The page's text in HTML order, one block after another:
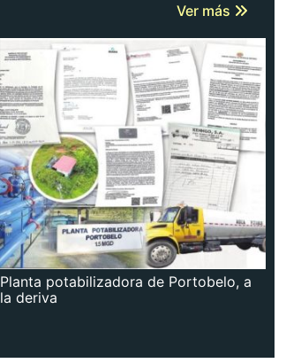
Ver más
Planta potabilizadora de Portobelo, a
la deriva